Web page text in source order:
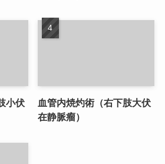
小伏
血管内焼灼術（右下肢大伏
在静脈瘤）